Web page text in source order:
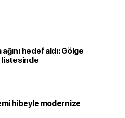
hedef aldı: Gölge
listesinde
hibeyle modernize